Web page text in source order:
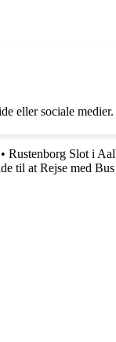
eller sociale medier.
• Rustenborg Slot i
til at Rejse med